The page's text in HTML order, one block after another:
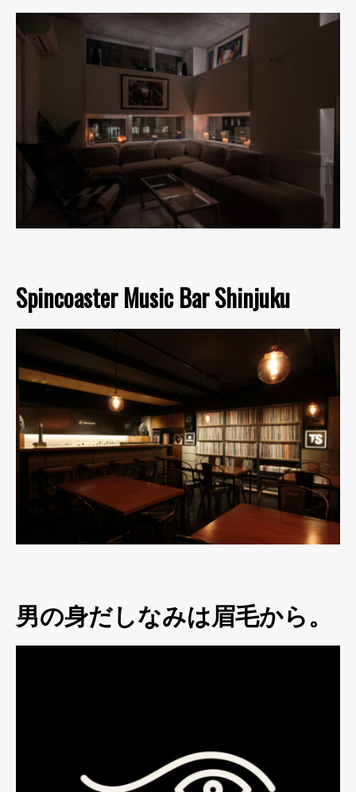
Spincoaster Music Bar Shinjuku
男の身だしなみは眉毛から。